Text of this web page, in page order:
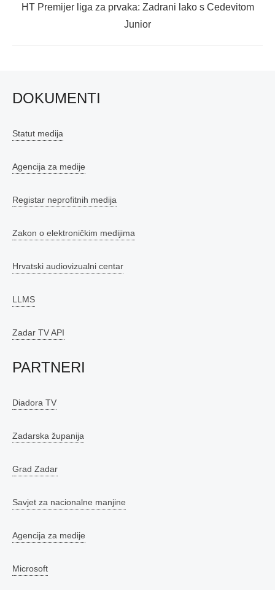
Next
HT Premijer liga za prvaka: Zadrani lako s Cedevitom
Junior
DOKUMENTI
Statut medija
Agencija za medije
Registar neprofitnih medija
Zakon o elektroničkim medijima
Hrvatski audiovizualni centar
LLMS
Zadar TV API
PARTNERI
Diadora TV
Zadarska županija
Grad Zadar
Savjet za nacionalne manjine
Agencija za medije
Microsoft